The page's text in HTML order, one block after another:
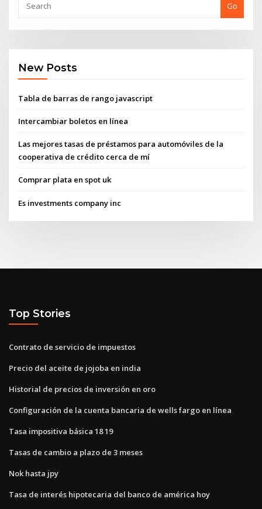
Go
New Posts
Tabla de barras de rango javascript
Intercambiar boletos en línea
Las mejores tasas de préstamos para automóviles de la
cooperativa de crédito cerca de mí
Comprar plata en spot uk
Es investments company inc
Top Stories
Contrato de servicio de impuestos
Precio del aceite de jojoba en india
Historial de precios de inversión en oro
Configuración de la cuenta bancaria de wells fargo en línea
Tasa impositiva básica 18 19
Tasas de cambio a plazo de 3 meses
Nok hasta jpy
Tasa de interés hipotecaria del banco de américa hoy